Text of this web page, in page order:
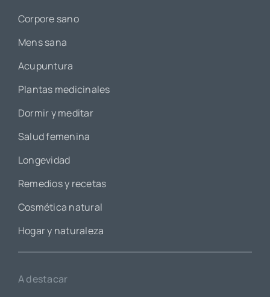
Corpore sano
Mens sana
Acupuntura
Plantas medicinales
Dormir y meditar
Salud femenina
Longevidad
Remedios y recetas
Cosmética natural
Hogar y naturaleza
A destacar